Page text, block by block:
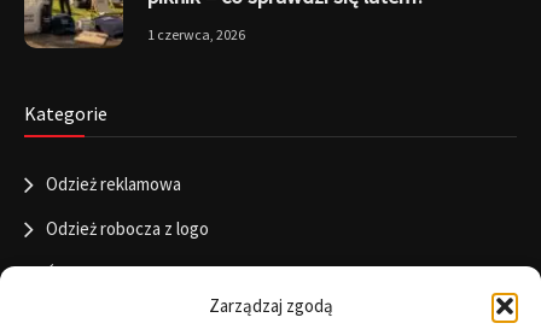
Zarządzaj zgodą
1 czerwca, 2026
Kategorie
Odzież reklamowa
Odzież robocza z logo
Święta